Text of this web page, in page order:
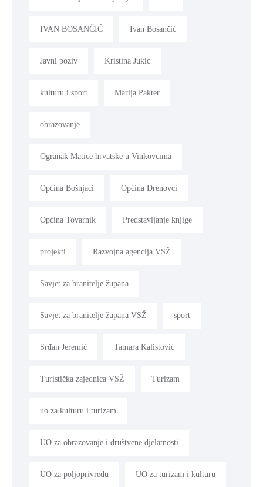
IVAN BOSANČIĆ Ivan Bosančić
Javni poziv Kristina Jukić
kulturu i sport Marija Pakter
obrazovanje
Ogranak Matice hrvatske u Vinkovcima
Općina Bošnjaci Općina Drenovci
Općina Tovarnik Predstavljanje knjige
projekti Razvojna agencija VSŽ
Savjet za branitelje župana
Savjet za branitelje župana VSŽ sport
Srđan Jeremić Tamara Kalistović
Turistička zajednica VSŽ Turizam
uo za kulturu i turizam
UO za obrazovanje i društvene djelatnosti
UO za poljoprivredu UO za turizam i kulturu